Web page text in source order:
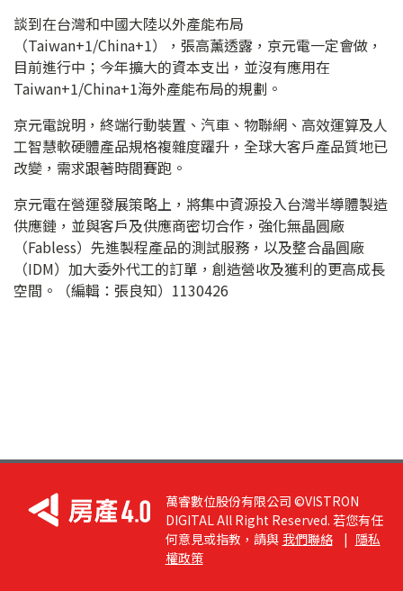
談到在台灣和中國大陸以外產能布局
（Taiwan+1/China+1），張高薰透露，京元電一定會做，
目前進行中；今年擴大的資本支出，並沒有應用在
Taiwan+1/China+1海外產能布局的規劃。
京元電說明，終端行動裝置、汽車、物聯網、高效運算及人
工智慧軟硬體產品規格複雜度躍升，全球大客戶產品質地已
改變，需求跟著時間賽跑。
京元電在營運發展策略上，將集中資源投入台灣半導體製造
供應鏈，並與客戶及供應商密切合作，強化無晶圓廠
（Fabless）先進製程產品的測試服務，以及整合晶圓廠
（IDM）加大委外代工的訂單，創造營收及獲利的更高成長
空間。（編輯：張良知）1130426
萬睿數位股份有限公司 ©VISTRON
DIGITAL All Right Reserved. 若您有任
何意見或指教，請與 我們聯絡 | 隱私
權政策